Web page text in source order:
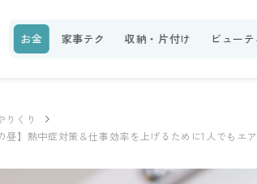
お金 家事テク 収納・片付け ビューテ
りくり
昼】熱中症対策＆仕事効率を上げるために1人でもエ